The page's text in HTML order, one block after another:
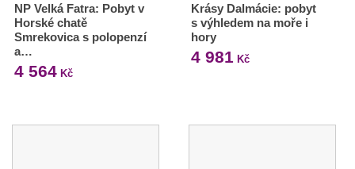
NP Velká Fatra: Pobyt v
Horské chatě
Smrekovica s polopenzí
a…
4 564 Kč
Krásy Dalmácie: pobyt
s výhledem na moře i
hory
4 981 Kč